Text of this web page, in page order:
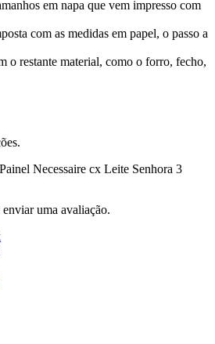
em napa que vem impresso com
com as medidas em papel, o passo a
o restante material, como o forro, fecho,
Necessaire cx Leite Senhora 3
enviar uma avaliação.